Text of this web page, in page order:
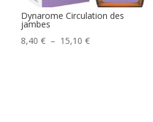
Dynarome Circulation des
jambes
8,40 € – 15,10 €Plage